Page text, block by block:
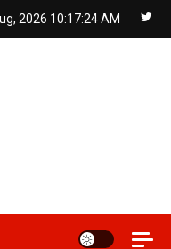
2026 10:17:25 AM